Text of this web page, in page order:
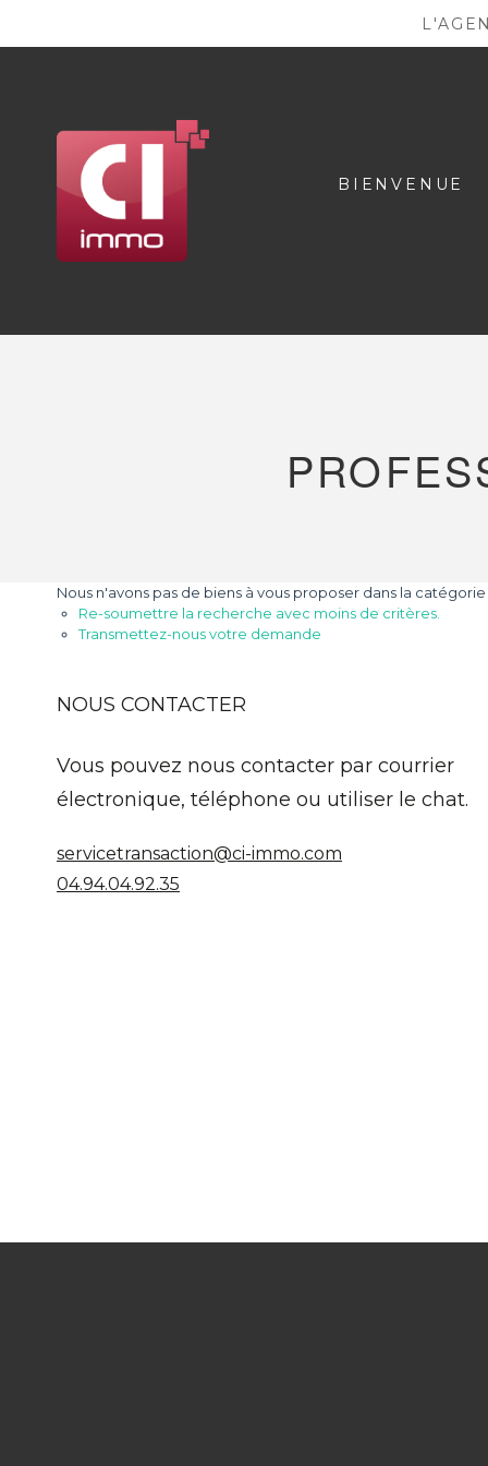
BIENVENUE
Nous n'avons pas de biens à vous proposer dans la
Re-soumettre la recherche avec moins de critères.
Transmettez-nous votre demande
NOUS CONTACTER
Vous pouvez nous contacter par courrier
électronique, téléphone ou utiliser le chat.
servicetransaction@ci-immo.com
04.94.04.92.35